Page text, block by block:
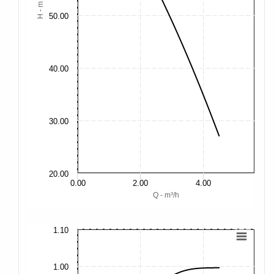
Q - m³/h
H - m
0.00 2.00 4.00
20.00
30.00
40.00
50.00
1.00
1.10